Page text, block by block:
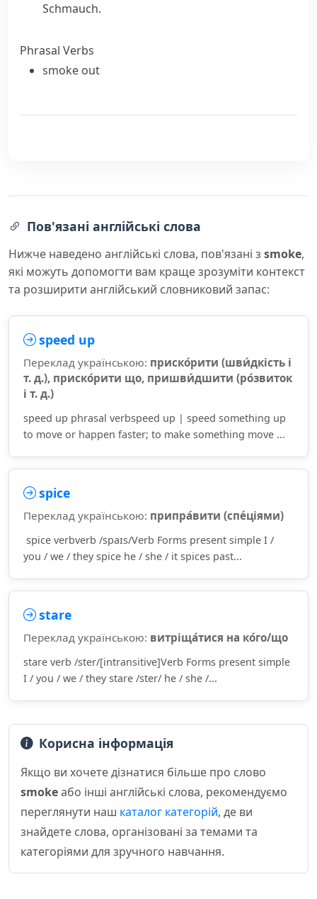
Schmauch.
Phrasal Verbs
smoke out
Пов'язані англійські слова
Нижче наведено англійські слова, пов'язані з smoke,
які можуть допомогти вам краще зрозуміти контекст
та розширити англійський словниковий запас:
speed up
Переклад українською: приско́рити (шви́дкість і
т. д.), приско́рити що, пришви́дшити (ро́звиток
і т. д.)
speed up phrasal verbspeed up | speed something up
to move or happen faster; to make something move ...
spice
Переклад українською: припра́вити (спе́ціями)
spice verbverb /spaɪs/Verb Forms present simple I /
you / we / they spice he / she / it spices past...
stare
Переклад українською: витріща́тися на ко́го/що
stare verb /ster/[intransitive]Verb Forms present simple
I / you / we / they stare /ster/ he / she /...
Корисна інформація
Якщо ви хочете дізнатися більше про слово
smokeабо інші англійські слова, рекомендуємо
переглянути наш каталог категорій, де ви
знайдете слова, організовані за темами та
категоріями для зручного навчання.